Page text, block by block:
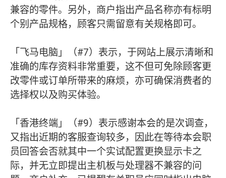
兼容的零件。另外，商户指出产品名称亦有标明
个别产品规格，顾客只需留意有关规格即可。
「飞马电脑」（#7）表示，于网站上展示清晰和
准确的库存资料非常重要，这不但可免除顾客更
改零件或订单所带来的麻烦，亦可确保消费者的
选择权以及购买体验。
「香港终端」（#9）表示感谢本会的是次调查，
又指出近期的客服查询较多，因此在等待本会职
员回答会否就其中一个实试配置更换显示卡之
际，并无立即提出主机板与处理器不兼容的问